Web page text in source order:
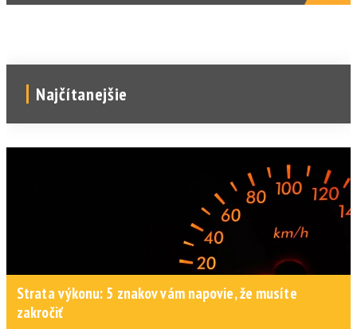
Najčítanejšie
Strata výkonu: 5 znakov vám napovie, že musíte
zakročiť